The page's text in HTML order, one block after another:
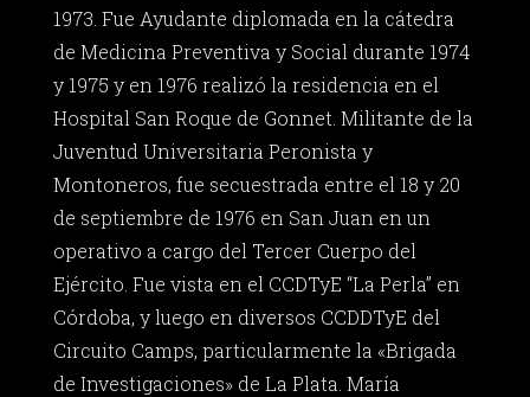
1973. Fue Ayudante diplomada en la cátedra
de Medicina Preventiva y Social durante 1974
y 1975 y en 1976 realizó la residencia en el
Hospital San Roque de Gonnet. Militante de la
Juventud Universitaria Peronista y
Montoneros, fue secuestrada entre el 18 y 20
de septiembre de 1976 en San Juan en un
operativo a cargo del Tercer Cuerpo del
Ejército. Fue vista en el CCDTyE “La Perla” en
Córdoba, y luego en diversos CCDDTyE del
Circuito Camps, particularmente la «Brigada
de Investigaciones» de La Plata. María